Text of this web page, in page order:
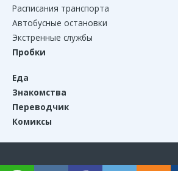
Расписания транспорта
Автобусные остановки
Экстренные службы
Пробки
Еда
Знакомства
Переводчик
Комиксы